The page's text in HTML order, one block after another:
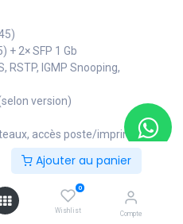
Ajouter au panier
0
Wishlist Compte
+ 2× SFP 1 Gb
RSTP, IGMP Snooping,
version)
accès poste/imprimante